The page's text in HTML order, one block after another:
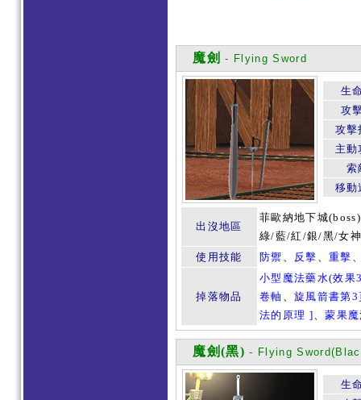
魔劍 - Flying Sword
生
攻
攻擊
主動
索
移動
出沒地區
菲歐納地下城(
綠/藍/紅/銀/黑/女
使用技能
防禦 、 反擊 、重擊
掉落物品
小型魔法藥水(效果
卷軸 、旋風箭書第3
法的原理 ]、蒙果
魔劍(黑) - Flying
生